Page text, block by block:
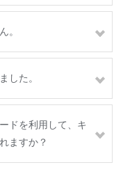
。
した。
ドを利用して、キ
ますか？